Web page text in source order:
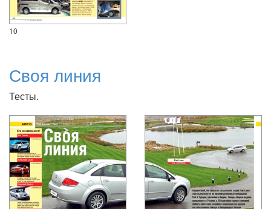
10
Своя линия
Тесты.